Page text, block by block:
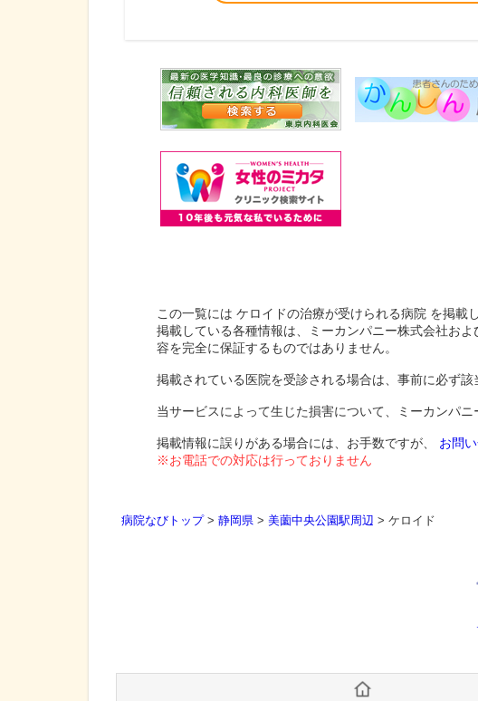
この一覧には ケロイドの治療が受けられる病院 を掲載
掲載している各種情報は、ミーカンパニー株式会社およ
容を完全に保証するものではありません。
掲載されている医院を受診される場合は、事前に必ず該
当サービスによって生じた損害について、ミーカンパ
掲載情報に誤りがある場合には、お手数ですが、 お問
※お電話での対応は行っておりません
病院なびトップ> 静岡県 > 美薗中央公園駅周辺 > ケロイド